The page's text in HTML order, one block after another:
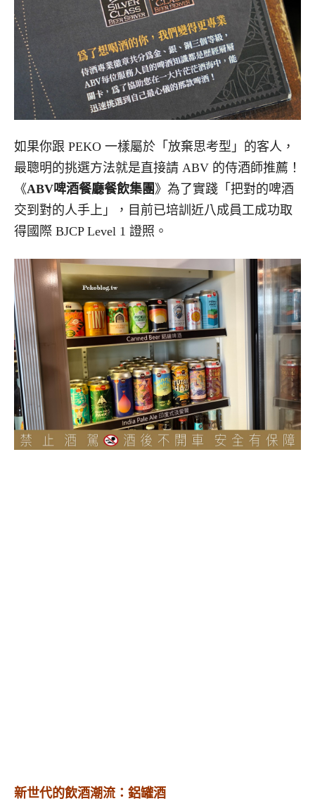
如果你跟 PEKO 一樣屬於「放棄思考型」的客人，
最聰明的挑選方法就是直接請 ABV 的侍酒師推薦！
《ABV啤酒餐廳餐飲集團 》為了實踐「把對的啤酒
交到對的人手上」，目前已培訓近八成員工成功取
得國際 BJCP Level 1 證照。
新世代的飲酒潮流：鋁罐酒